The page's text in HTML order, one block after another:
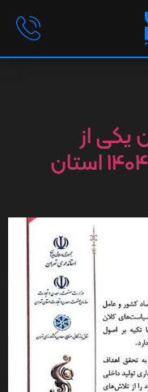
یکی از
پرچمداران صادرات سال 1404 استان